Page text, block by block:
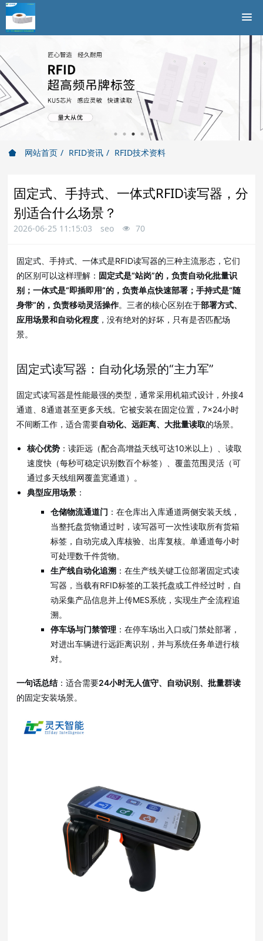
网站首页 RFID资讯 RFID技术资料
固定式、手持式、一体式RFID读写器，分
别适合什么场景？
2026-06-25 11:15:03 seo 70
固定式、手持式、一体式是RFID读写器的三种主流形态，它们
的区别可以这样理解： 固定式是“站岗”的，负责自动化批量识
别；一体式是“即插即用”的，负责单点快速部署；手持式是“随
身带”的，负责移动灵活操作。三者的核心区别在于部署方式、
应用场景和自动化程度 ，没有绝对的好坏，只有是否匹配场
景。
固定式读写器：自动化场景的“主力军”
固定式读写器是性能最强的类型，通常采用机箱式设计，外接4
通道、8通道甚至更多天线。它被安装在固定位置，7×24小时
不间断工作，适合需要自动化、远距离、大批量读取的场景。
核心优势 ：读距远（配合高增益天线可达10米以上）
、读取
速度快（每秒可稳定识别数百个标签）
、覆盖范围灵活（可
通过多天线组网覆盖宽通道）
。
典型应用场景 ：
仓储物流通道门 ：在仓库出入库通道两侧安装天线，
当整托盘货物通过时，读写器可一次性读取所有货箱
标签，自动完成入库核验、出库复核。单通道每小时
可处理数千件货物。
生产线自动化追溯 ：在生产线关键工位部署固定式读
写器，当载有RFID标签的工装托盘或工件经过时，自
动采集产品信息并上传MES系统，实现生产全流程追
溯。
停车场与门禁管理 ：在停车场出入口或门禁处部署，
对进出车辆进行远距离识别，并与系统任务单进行核
对。
一句话总结 ：适合需要24小时无人值守、自动识别、批量群读
的固定安装场景。